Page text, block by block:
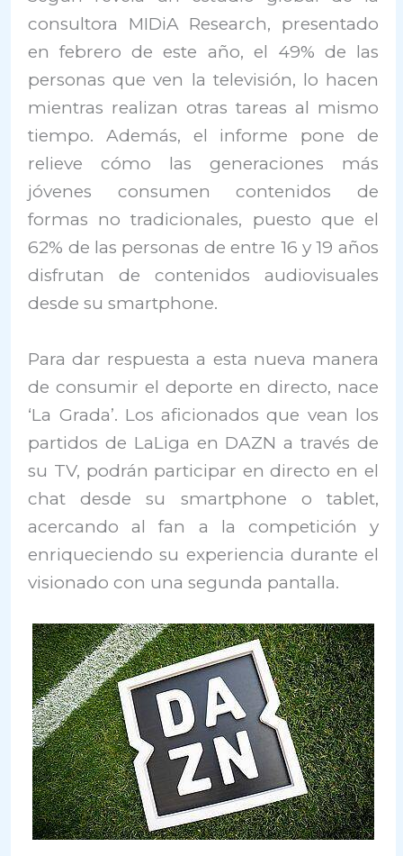
consultora MIDiA Research, presentado
en febrero de este año, el 49% de las
personas que ven la televisión, lo hacen
mientras realizan otras tareas al mismo
tiempo. Además, el informe pone de
relieve cómo las generaciones más
jóvenes consumen contenidos de
formas no tradicionales, puesto que el
62% de las personas de entre 16 y 19 años
disfrutan de contenidos audiovisuales
desde su smartphone.
Para dar respuesta a esta nueva manera
de consumir el deporte en directo, nace
‘La Grada’. Los aficionados que vean los
partidos de LaLiga en DAZN a través de
su TV, podrán participar en directo en el
chat desde su smartphone o tablet,
acercando al fan a la competición y
enriqueciendo su experiencia durante el
visionado con una segunda pantalla.